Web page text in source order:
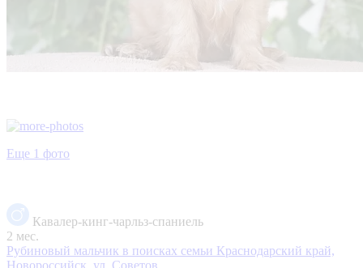
Еще 1 фото
Кавалер-кинг-чарльз-спаниель
2 мес.
Рубиновый мальчик в поисках семьи Краснодарский край,
Новороссийск, ул. Советов